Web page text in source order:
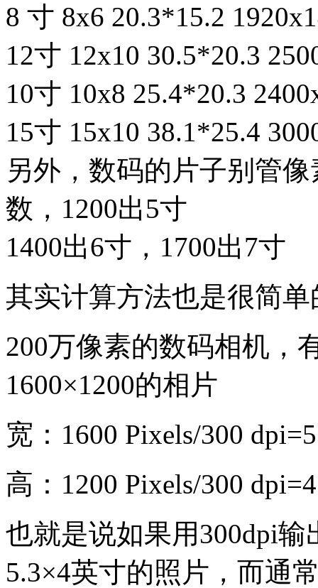
8 寸 8x6 20.3*15.2
12寸 12x10 30.5*20.3
10寸 10x8 25.4*20.3
15寸 15x10 38.1*25.4
另外，数码的片子别管
数，1200出5寸
1400出6寸，1700出7寸
其实计算方法也是很简单
200万像素的数码相机，
1600×1200的相片
宽：1600 Pixels/300
高：1200 Pixels/300
也就是说如果用300dpi
5.3×4英寸的照片，而通